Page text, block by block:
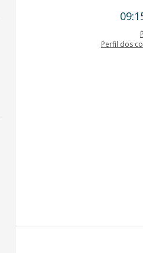
Perfil dos